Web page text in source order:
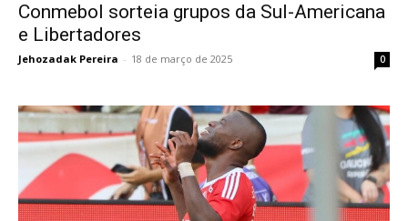
Conmebol sorteia grupos da Sul-Americana
e Libertadores
Jehozadak Pereira - 18 de março de 2025 0